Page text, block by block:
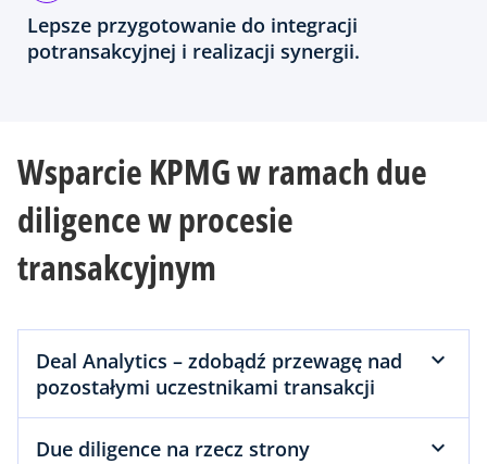
Lepsze przygotowanie do integracji
potransakcyjnej i realizacji synergii.
Wsparcie KPMG w ramach due
diligence w procesie
transakcyjnym
Deal Analytics – zdobądź przewagę nad
pozostałymi uczestnikami transakcji
Due diligence na rzecz strony